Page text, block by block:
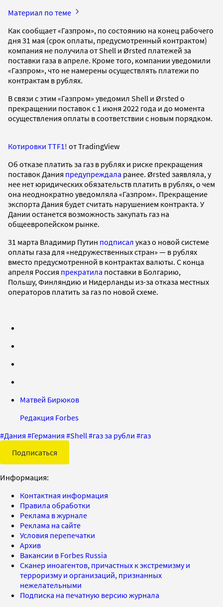
Материал по теме
Как сообщает «Газпром», по состоянию на конец рабочего
дня 31 мая (срок оплаты, предусмотренный контрактом)
компания не получила от Shell и Ørsted платежей за
поставки газа в апреле. Кроме того, компании уведомили
«Газпром», что не намерены осуществлять платежи по
контрактам в рублях.
В связи с этим «Газпром» уведомил Shell и Ørsted о
прекращении поставок с 1 июня 2022 года и до момента
осуществления оплаты в соответствии с новым порядком.
Котировки TTF1! от TradingView
Об отказе платить за газ в рублях и риске прекращения
поставок Дания предупреждала ранее. Ørsted заявляла, у
нее нет юридических обязательств платить в рублях, о чем
она неоднократно уведомляла «Газпром». Прекращение
экспорта Дания будет считать нарушением контракта. У
Дании останется возможность закупать газ на
общеевропейском рынке.
31 марта Владимир Путин подписал указ о новой системе
оплаты газа для «недружественных стран» — в рублях
вместо предусмотренной в контрактах валюты. С конца
апреля Россия прекратила поставки в Болгарию,
Польшу, Финляндию и Нидерланды из-за отказа местных
операторов платить за газ по новой схеме.
Матвей Бирюков
Редакция Forbes
#Дания #Германия #Shell #газ за рубли #газ
Подписаться
Информация:
Контактная информация
Правила обработки
Реклама в журнале
Реклама на сайте
Условия перепечатки
Архив
Вакансии в Forbes Russia
Сканер иноагентов, причастных к экстремизму и
терроризму и организаций, признанных
нежелательными
Подписка на печатную версию журнала